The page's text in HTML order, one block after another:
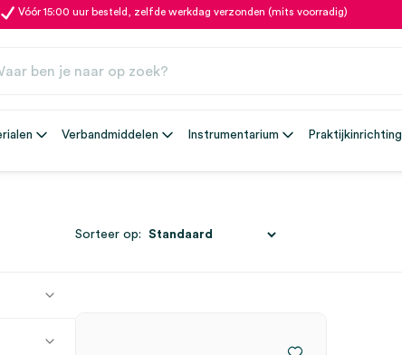
Vóór 15:00 uur besteld, zelfde werkdag verzonden (mits voorradig)
Verbandmiddelen Instrumentarium Praktijkinrichting
Sorteer op: